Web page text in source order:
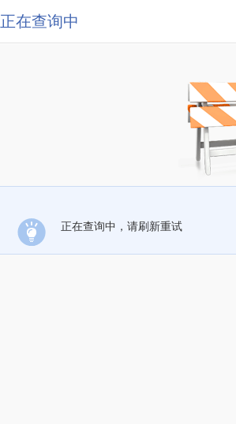
正在查询中
正在查询中，请刷新重试